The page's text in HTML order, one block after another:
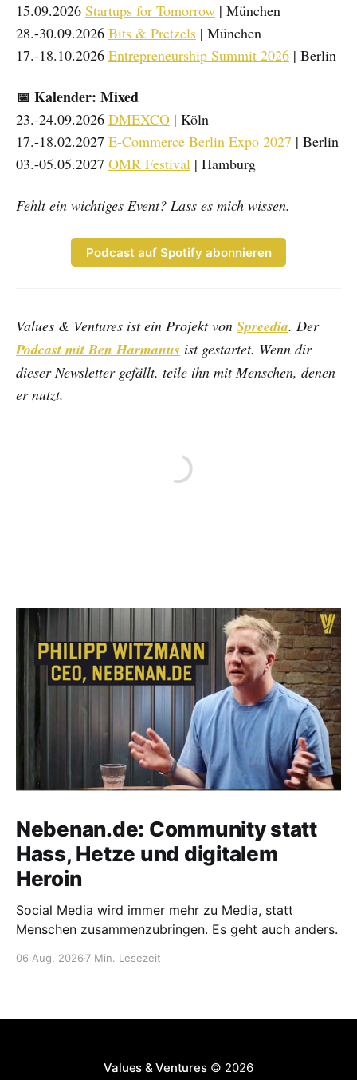
15.09.2026 Startups for Tomorrow | München
28.-30.09.2026 Bits & Pretzels | München
17.-18.10.2026 Entrepreneurship Summit 2026 | Berlin
📅 Kalender: Mixed
23.-24.09.2026 DMEXCO | Köln
17.-18.02.2027 E-Commerce Berlin Expo 2027 | Berlin
03.-05.05.2027 OMR Festival | Hamburg
Fehlt ein wichtiges Event? Lass es mich wissen.
Podcast auf Spotify abonnieren
Values & Ventures ist ein Projekt von Spreedia. Der
Podcast mit Ben Harmanus ist gestartet. Wenn dir
dieser Newsletter gefällt, teile ihn mit Menschen, denen
er nutzt.
Nebenan.de: Community statt
Hass, Hetze und digitalem
Heroin
Social Media wird immer mehr zu Media, statt
Menschen zusammenzubringen. Es geht auch anders.
06 Aug. 2026 7 Min. Lesezeit
Values & Ventures© 2026